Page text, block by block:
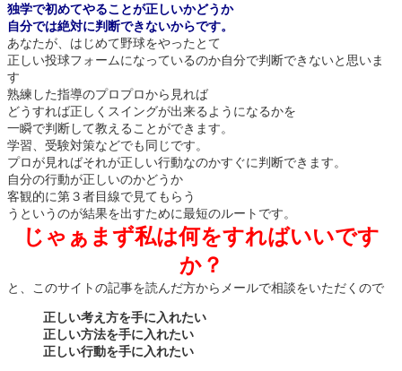
独学で初めてやることが正しいかどうか
自分では絶対に判断できないからです。
あなたが、はじめて野球をやったとて
正しい投球フォームになっているのか自分で判断できないと思いま
す
熟練した指導のプロプロから見れば
どうすれば正しくスイングが出来るようになるかを
一瞬で判断して教えることができます。
学習、受験対策などでも同じです。
プロが見ればそれが正しい行動なのかすぐに判断できます。
自分の行動が正しいのかどうか
客観的に第３者目線で見てもらう
うというのが結果を出すために最短のルートです。
じゃぁまず私は何をすればいいです
か？
と、このサイトの記事を読んだ方からメールで相談をいただくので
正しい考え方を手に入れたい
正しい方法を手に入れたい
正しい行動を手に入れたい